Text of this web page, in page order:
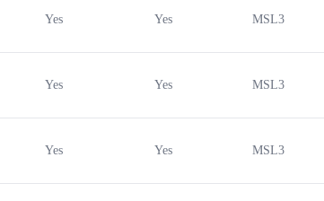
Yes Yes MSL3
Yes Yes MSL3
Yes Yes MSL3